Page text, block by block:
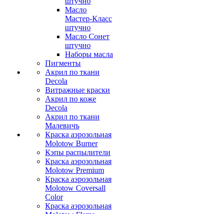
Масло
Мастер-Класс
штучно
Масло Сонет
штучно
Наборы масла
Пигменты
Акрил по ткани
Decola
Витражные краски
Акрил по коже
Decola
Акрил по ткани
Малевичъ
Краска аэрозольная
Molotow Burner
Кэпы распылители
Краска аэрозольная
Molotow Premium
Краска аэрозольная
Molotow Coversall
Color
Краска аэрозольная